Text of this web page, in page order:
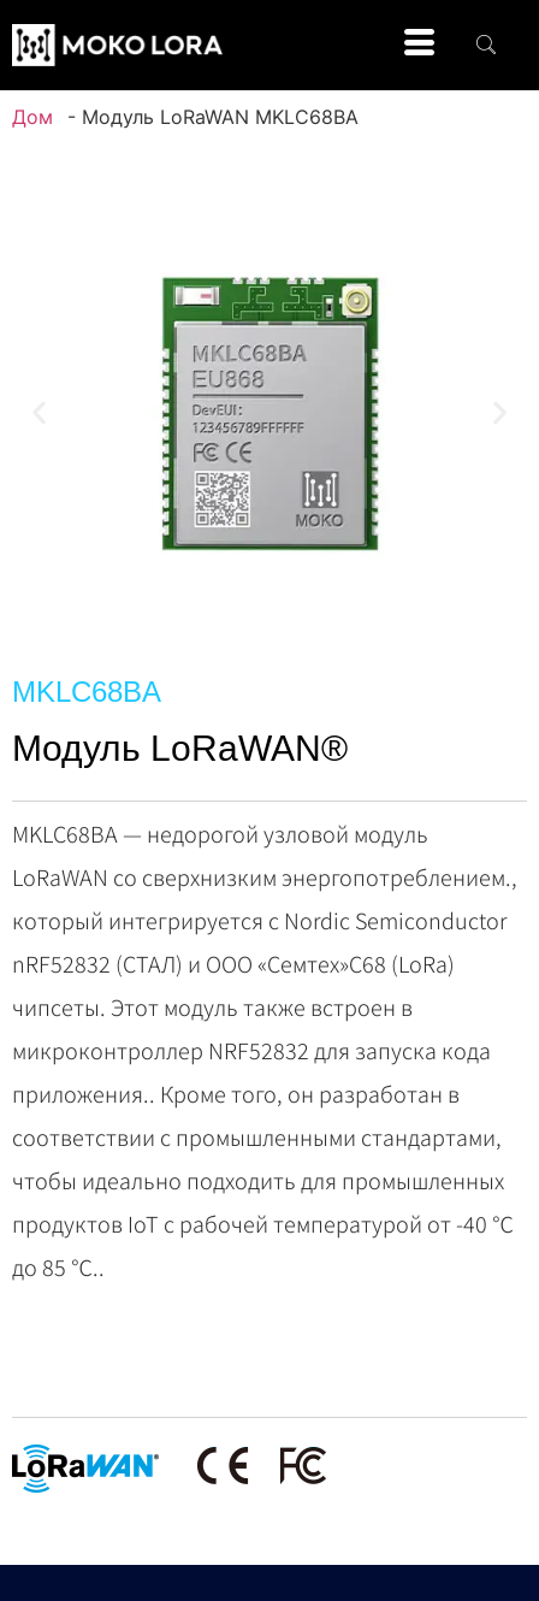
Дом - Модуль LoRaWAN MKLC68BA
MKLC68BA
Модуль LoRaWAN®
MKLC68BA — недорогой узловой модуль
LoRaWAN со сверхнизким энергопотреблением.,
который интегрируется с Nordic Semiconductor
nRF52832 (СТАЛ) и ООО «Семтех»C68 (LoRa)
чипсеты. Этот модуль также встроен в
микроконтроллер NRF52832 для запуска кода
приложения.. Кроме того, он разработан в
соответствии с промышленными стандартами,
чтобы идеально подходить для промышленных
продуктов IoT с рабочей температурой от -40 ℃
до 85 ℃..